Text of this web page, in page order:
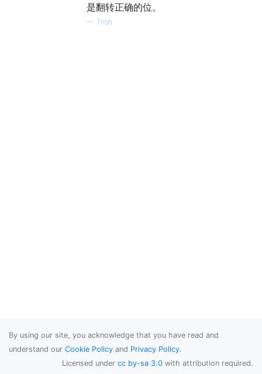
是翻转正确的位。
— Trish
By using our site, you acknowledge that you have read and
understand our Cookie Policy and Privacy Policy.
Licensed under cc by-sa 3.0 with attribution required.